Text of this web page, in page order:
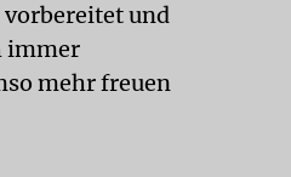
und
immer
mehr freuen